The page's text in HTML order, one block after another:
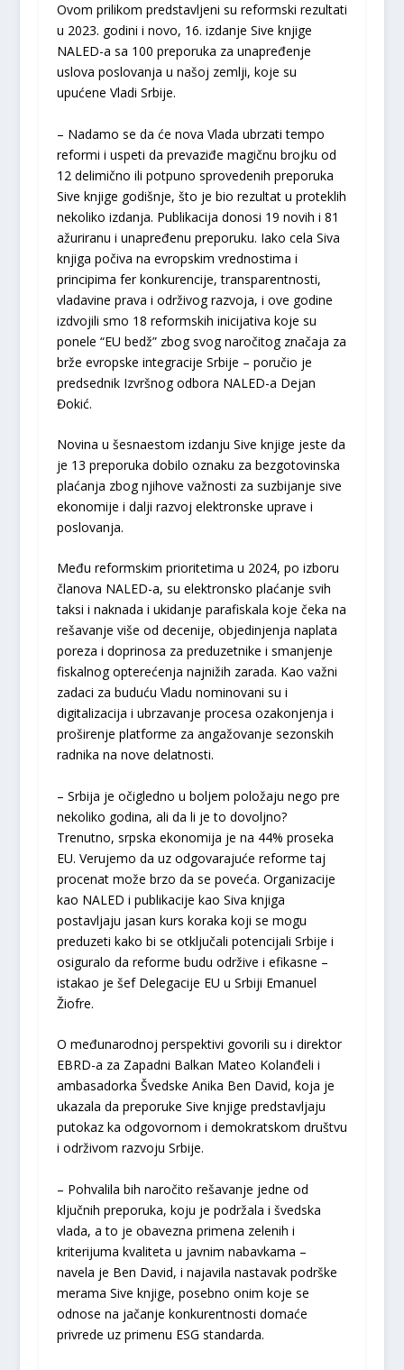
Ovom prilikom predstavljeni su reformski rezultati
u 2023. godini i novo, 16. izdanje Sive knjige
NALED-a sa 100 preporuka za unapređenje
uslova poslovanja u našoj zemlji, koje su
upućene Vladi Srbije.
– Nadamo se da će nova Vlada ubrzati tempo
reformi i uspeti da prevaziđe magičnu brojku od
12 delimično ili potpuno sprovedenih preporuka
Sive knjige godišnje, što je bio rezultat u proteklih
nekoliko izdanja. Publikacija donosi 19 novih i 81
ažuriranu i unapređenu preporuku. Iako cela Siva
knjiga počiva na evropskim vrednostima i
principima fer konkurencije, transparentnosti,
vladavine prava i održivog razvoja, i ove godine
izdvojili smo 18 reformskih inicijativa koje su
ponele “EU bedž” zbog svog naročitog značaja za
brže evropske integracije Srbije – poručio je
predsednik Izvršnog odbora NALED-a Dejan
Đokić.
Novina u šesnaestom izdanju Sive knjige jeste da
je 13 preporuka dobilo oznaku za bezgotovinska
plaćanja zbog njihove važnosti za suzbijanje sive
ekonomije i dalji razvoj elektronske uprave i
poslovanja.
Među reformskim prioritetima u 2024, po izboru
članova NALED-a, su elektronsko plaćanje svih
taksi i naknada i ukidanje parafiskala koje čeka na
rešavanje više od decenije, objedinjenja naplata
poreza i doprinosa za preduzetnike i smanjenje
fiskalnog opterećenja najnižih zarada. Kao važni
zadaci za buduću Vladu nominovani su i
digitalizacija i ubrzavanje procesa ozakonjenja i
proširenje platforme za angažovanje sezonskih
radnika na nove delatnosti.
– Srbija je očigledno u boljem položaju nego pre
nekoliko godina, ali da li je to dovoljno?
Trenutno, srpska ekonomija je na 44% proseka
EU. Verujemo da uz odgovarajuće reforme taj
procenat može brzo da se poveća. Organizacije
kao NALED i publikacije kao Siva knjiga
postavljaju jasan kurs koraka koji se mogu
preduzeti kako bi se otključali potencijali Srbije i
osiguralo da reforme budu održive i efikasne –
istakao je šef Delegacije EU u Srbiji Emanuel
Žiofre.
O međunarodnoj perspektivi govorili su i direktor
EBRD-a za Zapadni Balkan Mateo Kolanđeli i
ambasadorka Švedske Anika Ben David, koja je
ukazala da preporuke Sive knjige predstavljaju
putokaz ka odgovornom i demokratskom društvu
i održivom razvoju Srbije.
– Pohvalila bih naročito rešavanje jedne od
ključnih preporuka, koju je podržala i švedska
vlada, a to je obavezna primena zelenih i
kriterijuma kvaliteta u javnim nabavkama –
navela je Ben David, i najavila nastavak podrške
merama Sive knjige, posebno onim koje se
odnose na jačanje konkurentnosti domaće
privrede uz primenu ESG standarda.